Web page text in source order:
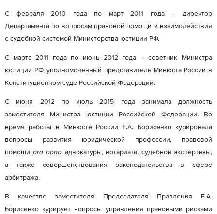
С февраля 2010 года по март 2011 года – директор
Департамента по вопросам правовой помощи и взаимодействия
с судебной системой Министерства юстиции РФ.
С марта 2011 года по июнь 2012 года – советник Министра
юстиции РФ, уполномоченный представитель Минюста России в
Конституционном суде Российской Федерации.
С июня 2012 по июль 2015 года занимала должность
заместителя Министра юстиции Российской Федерации. Во
время работы в Минюсте России Е.А. Борисенко курировала
вопросы развития юридической профессии, правовой
помощи pro bono, адвокатуры, нотариата, судебной экспертизы,
а также совершенствования законодательства в сфере
арбитража.
В качестве заместителя Председателя Правления Е.А.
Борисенко курирует вопросы управления правовыми рисками